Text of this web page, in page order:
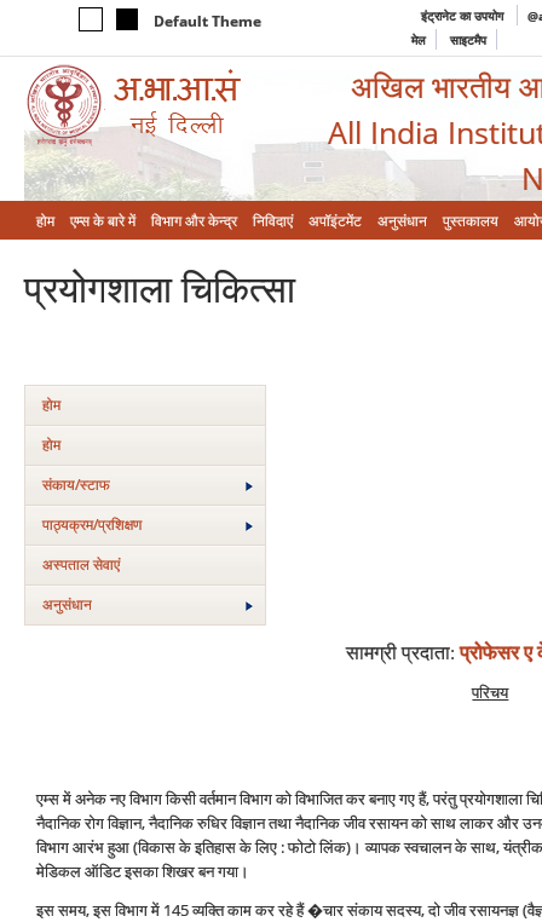
Default Theme इंट्रानेट का उपयोग
मेल
साइटमैप
अखिल भारतीय
All India
होम एम्‍स के बारे में विभाग और केन्‍द्र निविदाएं अपॉइंटमेंट अनुसंधान पुस्तकालय
प्रयोगशाला चिकित्‍सा
होम
होम
संकाय/स्‍टाफ
पाठ्यक्रम/प्रशिक्षण
अस्‍पताल सेवाएं
अनुसंधान
सामग्री प्रदाता:प्रोफेसर ए
परिचय
एम्‍स में अनेक नए विभाग किसी वर्तमान विभाग को विभाजित कर बनाए गए हैं, परंतु प्रयोगशाला
नैदानिक रोग विज्ञान, नैदानिक रुधिर विज्ञान तथा नैदानिक जीव रसायन को साथ लाकर और
विभाग आरंभ हुआ (विकास के इतिहास के लिए : फोटो लिंक)। व्‍यापक स्‍वचालन के साथ,
मेडिकल ऑडिट इसका शिखर बन गया।
इस समय, इस विभाग में 145 व्‍यक्ति काम कर रहे हैं �चार संकाय सदस्‍य, दो जीव रसायनज्ञ